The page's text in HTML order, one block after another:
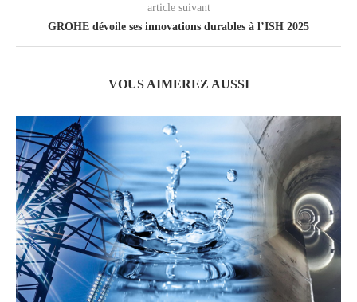
article suivant
GROHE dévoile ses innovations durables à l’ISH 2025
VOUS AIMEREZ AUSSI